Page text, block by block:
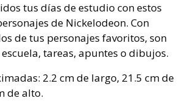
tus días de estudio con estos
de Nickelodeon. Con
de tus personajes favoritos, son
tareas, apuntes o dibujos.
2.2 cm de largo, 21.5 cm de
de alto.